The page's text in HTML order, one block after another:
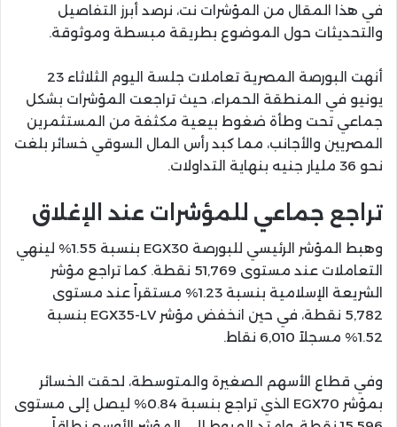
في هذا المقال من المؤشرات نت، نرصد أبرز التفاصيل
والتحديثات حول الموضوع بطريقة مبسطة وموثوقة.
أنهت البورصة المصرية تعاملات جلسة اليوم الثلاثاء 23
يونيو في المنطقة الحمراء، حيث تراجعت المؤشرات بشكل
جماعي تحت وطأة ضغوط بيعية مكثفة من المستثمرين
المصريين والأجانب، مما كبد رأس المال السوقي خسائر بلغت
نحو 36 مليار جنيه بنهاية التداولات.
تراجع جماعي للمؤشرات عند الإغلاق
وهبط المؤشر الرئيسي للبورصة EGX30 بنسبة 1.55% لينهي
التعاملات عند مستوى 51,769 نقطة. كما تراجع مؤشر
الشريعة الإسلامية بنسبة 1.23% مستقراً عند مستوى
5,782 نقطة، في حين انخفض مؤشر EGX35-LV بنسبة
1.52% مسجلاً 6,010 نقاط.
وفي قطاع الأسهم الصغيرة والمتوسطة، لحقت الخسائر
بمؤشر EGX70 الذي تراجع بنسبة 0.84% ليصل إلى مستوى